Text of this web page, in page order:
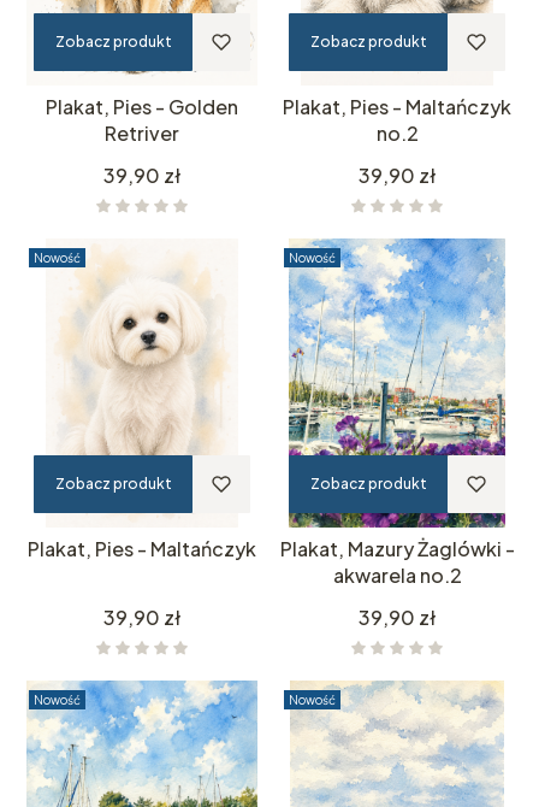
Zobacz produkt
Plakat, Pies - Golden
Retriver
Cena
39,90 zł
Zobacz produkt
Plakat, Pies - Maltańczyk
no.2
Cena
39,90 zł
Nowość
Zobacz produkt
Plakat, Pies - Maltańczyk
Cena
39,90 zł
Nowość
Zobacz produkt
Plakat, Mazury Żaglówki -
akwarela no.2
Cena
39,90 zł
Nowość Nowość